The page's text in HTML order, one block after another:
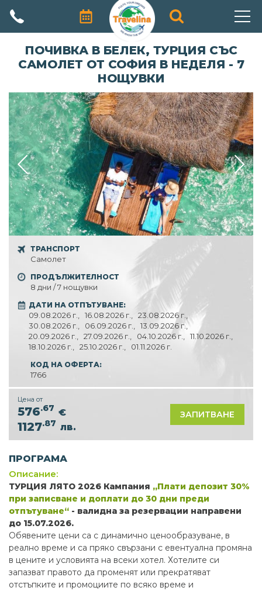
АВТОРСКИ ПРОГРАМИ
ПРОМОЦИИ
ПОЧИВКИ
ЕКЗОТИЧНИ ПЪТУВАНИЯ
ЕКСКУРЗИИ
ПРАЗНИЦИ
КРУИЗИ
ЗА НАС
ПОЧИВКА В БЕЛЕК, ТУРЦИЯ СЪС
САМОЛЕТ ОТ СОФИЯ В НЕДЕЛЯ - 7
НОЩУВКИ
ТРАНСПОРТ
Самолет
ПРОДЪЛЖИТЕЛНОСТ
8 дни / 7 нощувки
ДАТИ НА ОТПЪТУВАНЕ:
09.08.2026 г., 16.08.2026 г., 23.08.2026 г.,
30.08.2026 г., 06.09.2026 г., 13.09.2026 г.,
20.09.2026 г., 27.09.2026 г., 04.10.2026 г., 11.10.2026 г.,
18.10.2026 г., 25.10.2026 г., 01.11.2026 г.
КОД НА ОФЕРТА:
1766
Цена от
576.67 €
1127.87 лв.
ЗАПИТВАНЕ
ПРОГРАМА
Описание:
ТУРЦИЯ ЛЯТО 2026 Кампания „Плати депозит 30%
при записване и доплати до 30 дни преди
отпътуване“ - валидна за резервации направени
до 15.07.2026.
Обявените цени са с динамично ценообразуване, в
реално време и са пряко свързани с евентуална промяна
в цените и условията на всеки хотел. Хотелите си
запазват правото да променят или прекратяват
отстъпките и промоциите по всяко време и